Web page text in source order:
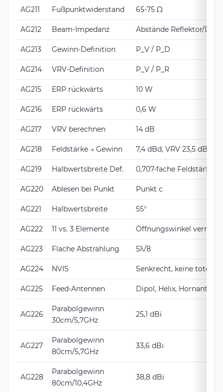
AG211 Fußpunktwiderstand 65-75 Ω
AG212 Beam-Impedanz Abstände Reflektor/
AG213 Gewinn-Definition P_V / P_D
AG214 VRV-Definition P_V / P_R
AG215 ERP rückwärts 10 W
AG216 ERP rückwärts 0,6 W
AG217 VRV berechnen 14 dB
AG218 Feldstärke → Gewinn 7,4 dBd, VRV 23,5 dB
AG219 Halbwertsbreite Def. 0,707-fache Feldstärke
AG220 Ablesen bei Punkt Punkt c
AG221 Halbwertsbreite 55°
AG222 11 vs. 3 Elemente Öffnungswinkel
AG223 Flache Abstrahlung 5λ/8
AG224 NVIS Senkrecht, keine tote
AG225 Feed-Antennen Dipol, Helix,
AG226
Parabolgewinn
30cm/5,7GHz
25,1 dBi
AG227
Parabolgewinn
80cm/5,7GHz
33,6 dBi
AG228
Parabolgewinn
80cm/10,4GHz
38,8 dBi